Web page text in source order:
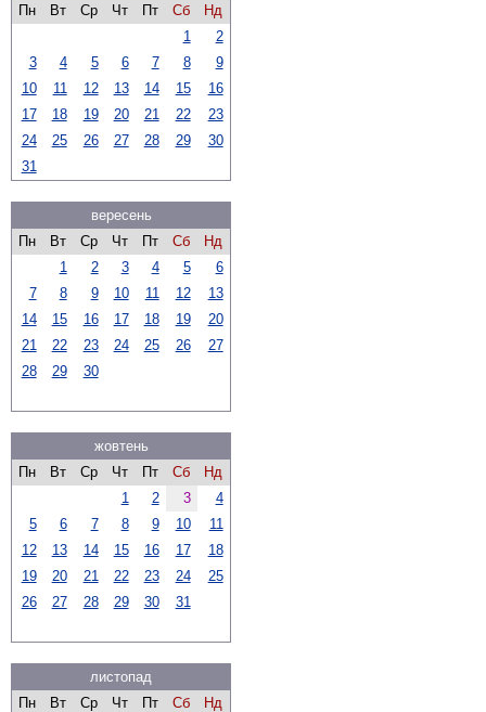
Пн
Вт Ср Чт Пт Сб
Нд
1
2
3
4 5 6 7 8
9
10
11 12 13 14 15
16
17
18 19 20 21 22
23
24
25 26 27 28 29
30
31
вересень
Пн
Вт Ср Чт Пт Сб
Нд
1
2 3 4 5
6
7
8 9 10 11 12
13
14
15 16 17 18 19
20
21
22 23 24 25 26
27
28
29 30
жовтень
Пн
Вт Ср Чт Пт Сб
Нд
1
2 3
4
5
6 7 8 9 10
11
12
13 14 15 16 17
18
19
20 21 22 23 24
25
26
27 28 29 30 31
листопад
Пн
Вт Ср Чт Пт Сб
Нд